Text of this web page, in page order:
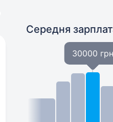
Середня
30000 грн